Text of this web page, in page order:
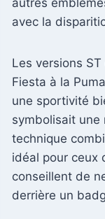
avec la
Les versions
Fiesta à la
une sportivité
symbolisait une
technique
idéal pour ceux
conseillent de
derrière un